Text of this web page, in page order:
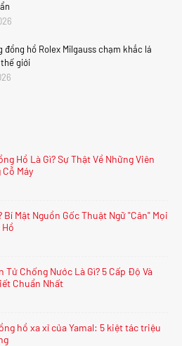
đồng hồ Rolex Milgauss chạm khắc lá
giới
Hồ Là Gì? Sự Thật Về Những Viên
Máy
Bí Mật Nguồn Gốc Thuật Ngữ "Cân" Mọi
Chống Nước Là Gì? 5 Cấp Độ Và
Chuẩn Nhất
hồ xa xỉ của Yamal: 5 kiệt tác triệu